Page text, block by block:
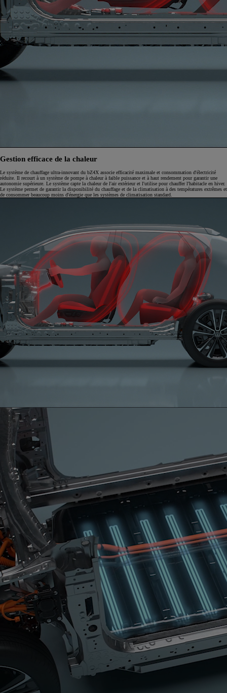
Gestion efficace de la chaleur
Le système de chauffage ultra-innovant du bZ4X associe efficacité maximale et consommation d'électricité
réduite. Il recourt à un système de pompe à chaleur à faible puissance et à haut rendement pour garantir une
autonomie supérieure. Le système capte la chaleur de l'air extérieur et l'utilise pour chauffer l'habitacle en hiver.
Le système permet de garantir la disponibilité du chauffage et de la climatisation à des températures extrêmes et
de consommer beaucoup moins d'énergie que les systèmes de climatisation standard.